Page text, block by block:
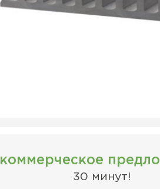
коммерческое
30 минут!